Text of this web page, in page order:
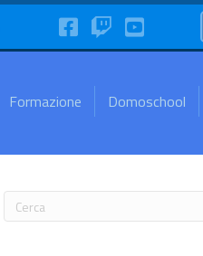
FaceBookTwitchYouTube
Formazione Domoschool